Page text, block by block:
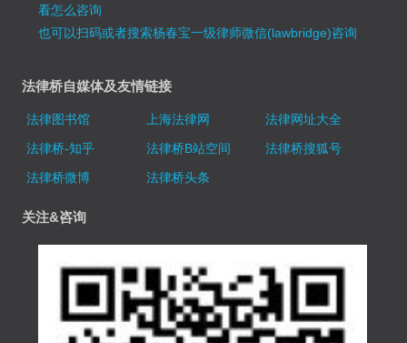
看怎么咨询
也可以扫码或者搜索杨春宝一级律师微信(lawbridge)咨询
法律桥自媒体及友情链接
法律图书馆 上海法律网
法律网址大全
法律桥-知乎
法律桥B站空间
法律桥搜狐号
法律桥微博
法律桥头条
关注&咨询